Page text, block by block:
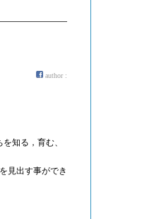
author :
知る，育む、
見出す事ができ